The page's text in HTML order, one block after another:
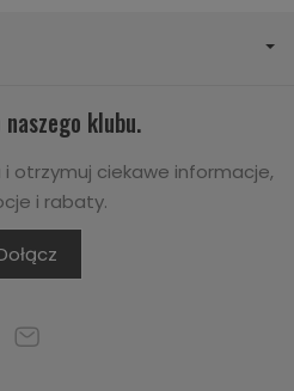
naszego klubu.
i otrzymuj ciekawe informacje,
i rabaty.